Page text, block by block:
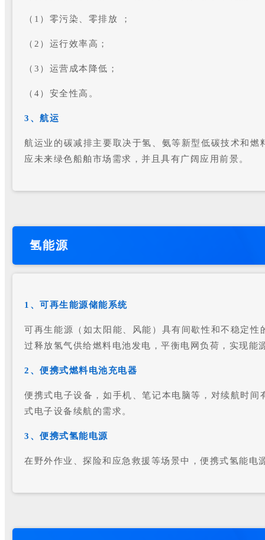
（1）零污染、零排放 ；
（2）运行效率高；
（3）运营成本降低；
（4）安全性高。
3、航运
航运业的碳减排主要取决于氢、氨等新型低碳技术和
应未来绿色船舶市场需求，并且具有广阔应用前景。
氢能源
1、可再生能源储能系统
可再生能源（如太阳能、风能）具有间歇性和不稳定
过释放氢气供给燃料电池发电，平衡电网负荷，实现能
2、便携式燃料电池充电器
便携式电子设备，如手机、笔记本电脑等，对续航时
式电子设备续航的需求。
3、便携式氢能电源
在野外作业、探险和应急救援等场景中，便携式氢能